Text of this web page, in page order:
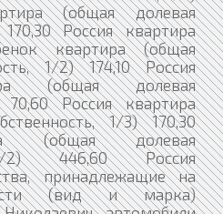
(общая долевая
Россия квартира
квартира (общая
1/2) 174,10 Россия
(общая долевая
70,60 Россия квартира
1/3) 170,30
(общая долевая
1/2) 446,60 Россия
принадлежащие на
(вид и марка)